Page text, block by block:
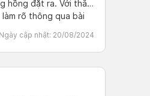
hồng đặt ra. Với thắc
rõ thông qua bài
Ngày cập nhật: 20/08/2024